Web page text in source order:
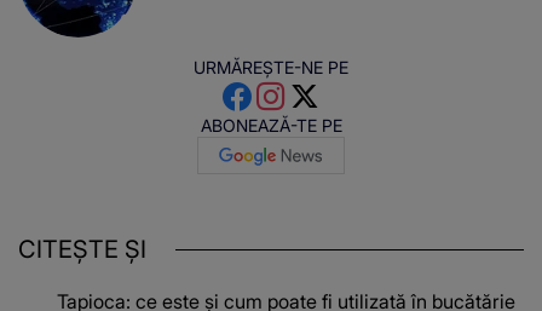
URMĂREȘTE-NE PE
ABONEAZĂ-TE PE
CITEȘTE ȘI
Tapioca: ce este și cum poate fi utilizată în bucătărie